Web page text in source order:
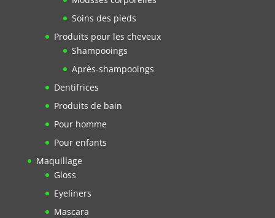
Soins des pieds
Produits pour les cheveux
Shampooings
Après-shampooings
Dentifrices
Produits de bain
Pour homme
Pour enfants
Maquillage
Gloss
Eyeliners
Mascara